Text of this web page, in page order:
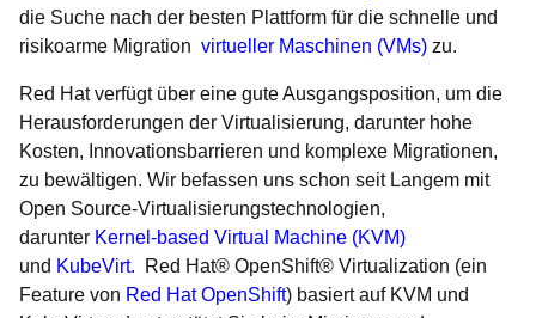
die Suche nach der besten Plattform für die schnelle und
risikoarme Migration virtueller Maschinen (VMs) zu.
Red Hat verfügt über eine gute Ausgangsposition, um die
Herausforderungen der Virtualisierung, darunter hohe
Kosten, Innovationsbarrieren und komplexe Migrationen,
zu bewältigen. Wir befassen uns schon seit Langem mit
Open Source-Virtualisierungstechnologien,
darunter Kernel-based Virtual Machine (KVM)
und KubeVirt. Red Hat® OpenShift® Virtualization (ein
Feature von Red Hat OpenShift) basiert auf KVM und